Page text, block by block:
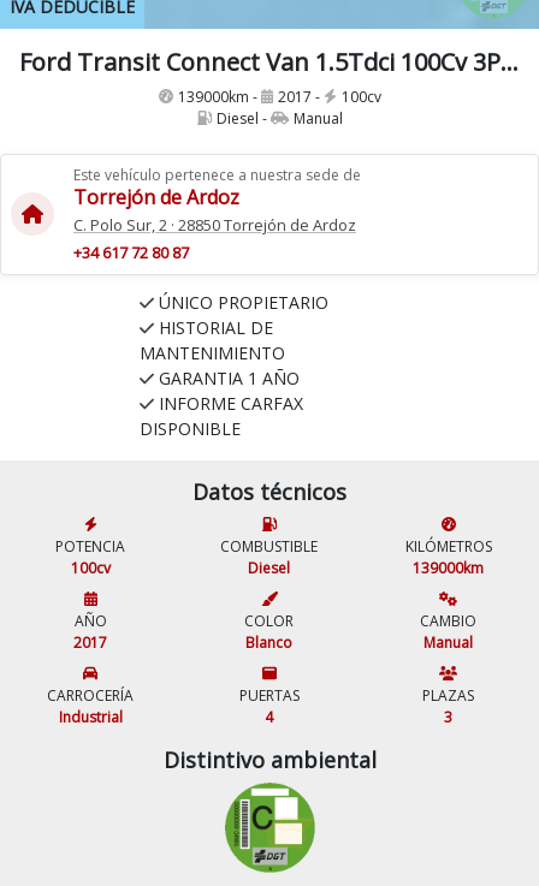
IVA DEDUCIBLE
Ford Transit Connect Van 1.5Tdci 100Cv 3Plazas
139000km - 2017 -
100cv
Diesel -
Manual
Este vehículo pertenece a nuestra sede de
Torrejón de Ardoz
C. Polo Sur, 2 · 28850 Torrejón de Ardoz
+34 617 72 80 87
ÚNICO PROPIETARIO
HISTORIAL DE
MANTENIMIENTO
GARANTIA 1 AÑO
INFORME CARFAX
DISPONIBLE
Datos técnicos
POTENCIA
100cv
COMBUSTIBLE
Diesel
KILÓMETROS
139000km
AÑO
2017
COLOR
Blanco
CAMBIO
Manual
CARROCERÍA
Industrial
PUERTAS
4
PLAZAS
3
Distintivo ambiental